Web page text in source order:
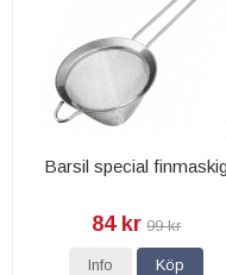
Barsil special
84 kr 99 kr
Info Köp